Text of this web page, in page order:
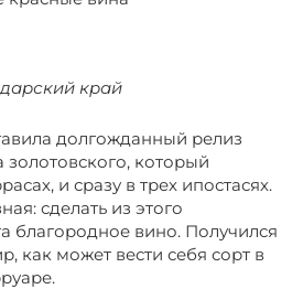
край
долгожданный релиз
золотовского, который
и сразу в трех ипостасях.
сделать из этого
благородное вино. Получился
как может вести себя сорт в